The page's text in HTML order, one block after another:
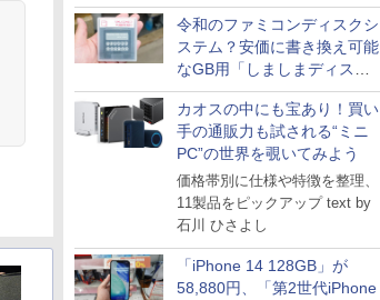
令和のファミコンディスクシ
ステム？安価に書き換え可能
なGB用「しましまディスク
システム」
カオスの中にも宝あり！買い
手の通販力も試される“ミニ
PC”の世界を覗いてみよう
価格帯別に仕様や特徴を整理、
11製品をピックアップ text by
石川 ひさよし
「iPhone 14 128GB」が
58,880円、「第2世代iPhone